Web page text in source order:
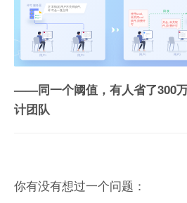
——同一个阈值，有人省了300
计团队
你有没有想过一个问题：